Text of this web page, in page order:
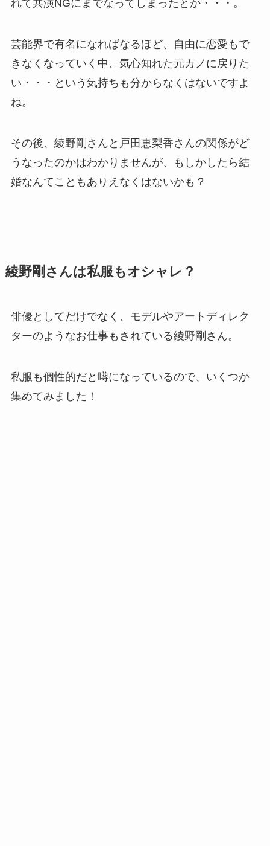
れて共演NGにまでなってしまったとか・・・。
芸能界で有名になればなるほど、自由に恋愛もで
きなくなっていく中、気心知れた元カノに戻りた
い・・・という気持ちも分からなくはないですよ
ね。
その後、綾野剛さんと戸田恵梨香さんの関係がど
うなったのかはわかりませんが、もしかしたら結
婚なんてこともありえなくはないかも？
綾野剛さんは私服もオシャレ？
俳優としてだけでなく、モデルやアートディレク
ターのようなお仕事もされている綾野剛さん。
私服も個性的だと噂になっているので、いくつか
集めてみました！